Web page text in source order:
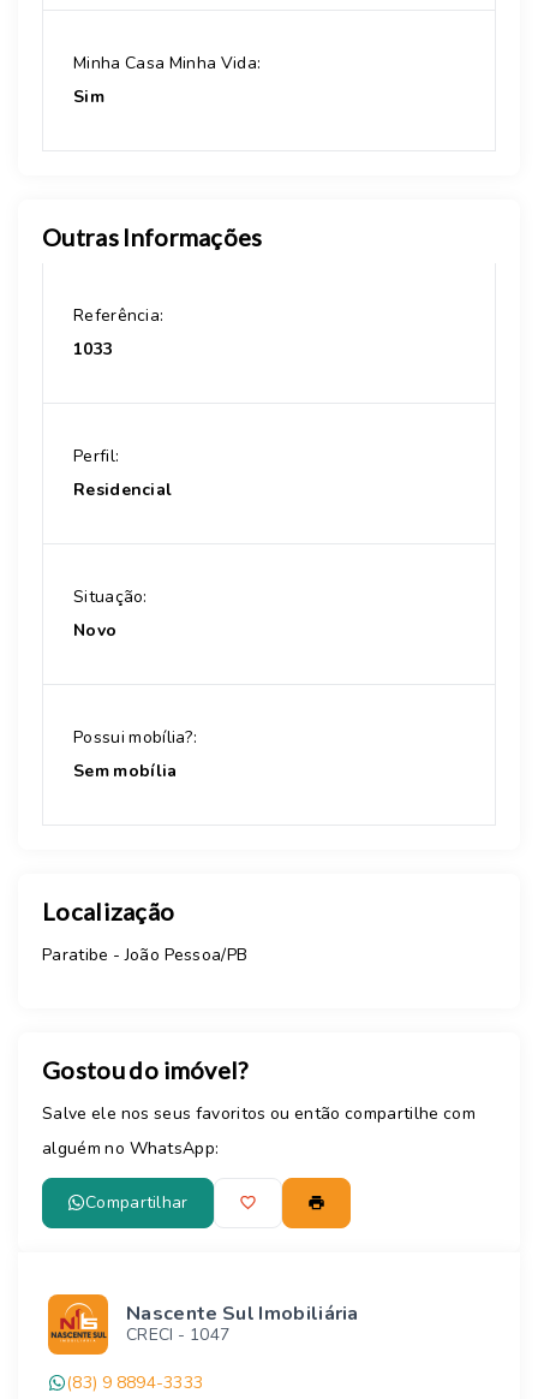
Minha Casa Minha Vida:
Sim
Outras Informações
Referência:
1033
Perfil:
Residencial
Situação:
Novo
Possui mobília?:
Sem mobília
Localização
Paratibe - João Pessoa/PB
Gostou do imóvel?
Salve ele nos seus favoritos ou então compartilhe com
alguém no WhatsApp:
Compartilhar
Nascente Sul Imobiliária
CRECI - 1047
(83) 9 8894-3333